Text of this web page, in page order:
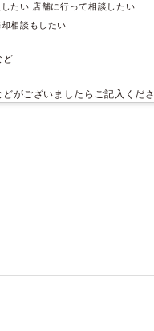
たい 店舗に行って相談したい
相談もしたい
ど
がございましたらご記入くださ